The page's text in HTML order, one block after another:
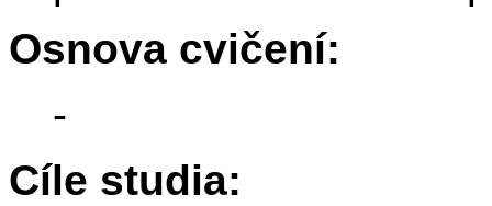
Osnova cvičení:
-
Cíle studia: